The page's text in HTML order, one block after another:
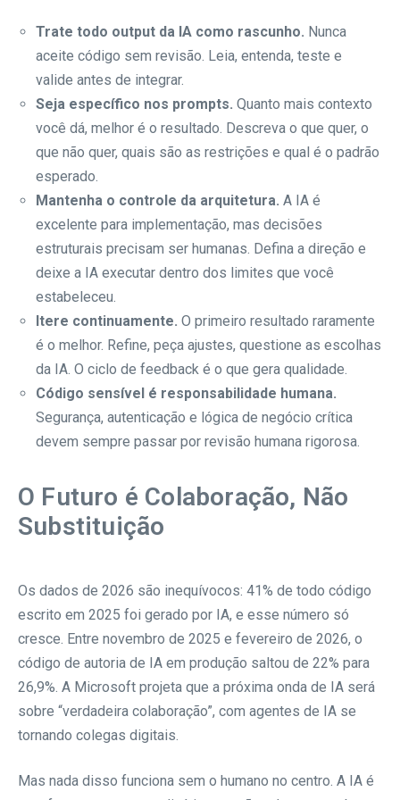
Trate todo output da IA como rascunho. Nunca
aceite código sem revisão. Leia, entenda, teste e
valide antes de integrar.
Seja específico nos prompts. Quanto mais contexto
você dá, melhor é o resultado. Descreva o que quer, o
que não quer, quais são as restrições e qual é o padrão
esperado.
Mantenha o controle da arquitetura. A IA é
excelente para implementação, mas decisões
estruturais precisam ser humanas. Defina a direção e
deixe a IA executar dentro dos limites que você
estabeleceu.
Itere continuamente. O primeiro resultado raramente
é o melhor. Refine, peça ajustes, questione as escolhas
da IA. O ciclo de feedback é o que gera qualidade.
Código sensível é responsabilidade humana.
Segurança, autenticação e lógica de negócio crítica
devem sempre passar por revisão humana rigorosa.
O Futuro é Colaboração, Não
Substituição
Os dados de 2026 são inequívocos: 41% de todo código
escrito em 2025 foi gerado por IA, e esse número só
cresce. Entre novembro de 2025 e fevereiro de 2026, o
código de autoria de IA em produção saltou de 22% para
26,9%. A Microsoft projeta que a próxima onda de IA será
sobre “verdadeira colaboração”, com agentes de IA se
tornando colegas digitais.
Mas nada disso funciona sem o humano no centro. A IA é